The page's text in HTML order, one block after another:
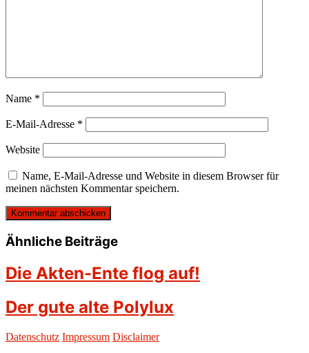
Name *
E-Mail-Adresse *
Website
Name, E-Mail-Adresse und Website in diesem Browser für
meinen nächsten Kommentar speichern.
Ähnliche Beiträge
Die Akten-Ente flog auf!
Der gute alte Polylux
Datenschutz Impressum Disclaimer